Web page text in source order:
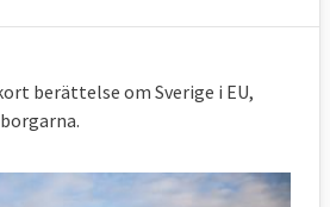
berättelse om Sverige i EU,